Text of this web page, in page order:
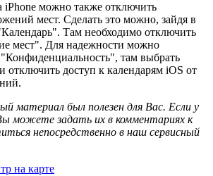
iPhone можно также отключить
мест. Сделать это можно, зайдя в
Там необходимо отключить
мест". Для надежности можно
"Конфиденциальность", там выбрать
отключить доступ к календарям iOS от
материал был полезен для Вас. Если у
можете задать их в комментариях к
непосредственно в наш сервисный
на карте